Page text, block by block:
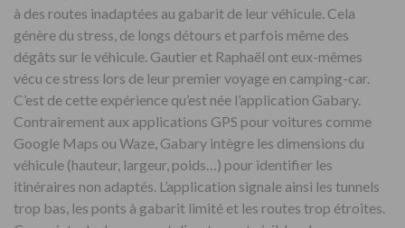
à des routes inadaptées au gabarit de leur véhicule. Cela
génère du stress, de longs détours et parfois même des
dégâts sur le véhicule. Gautier et Raphaël ont eux-mêmes
vécu ce stress lors de leur premier voyage en camping-car.
C’est de cette expérience qu’est née l’application Gabary.
Contrairement aux applications GPS pour voitures comme
Google Maps ou Waze, Gabary intègre les dimensions du
véhicule (hauteur, largeur, poids…) pour identifier les
itinéraires non adaptés. L’application signale ainsi les tunnels
trop bas, les ponts à gabarit limité et les routes trop étroites.